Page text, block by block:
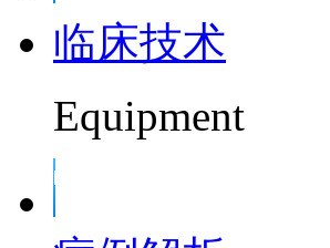
临床技术
Equipment